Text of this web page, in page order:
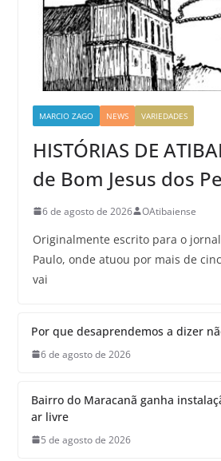
MARCIO ZAGO NEWS VARIEDADES
HISTÓRIAS DE
de Bom Jesus dos
6 de agosto de 2026 OAtibaiense
Originalmente escrito para o jornal
Paulo, onde atuou por mais de
vai
Por que desaprendemos a dizer
6 de agosto de 2026
Bairro do Maracanã ganha
ar livre
5 de agosto de 2026